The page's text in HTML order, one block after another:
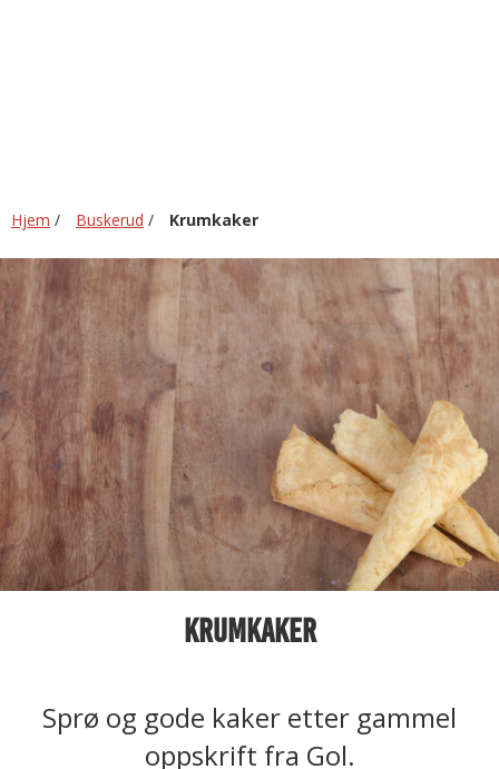
Hjem / Buskerud / Krumkaker
Krumkaker
Sprø og gode kaker etter gammel
oppskrift fra Gol.